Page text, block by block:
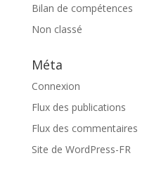
Bilan de compétences
Non classé
Méta
Connexion
Flux des publications
Flux des commentaires
Site de WordPress-FR